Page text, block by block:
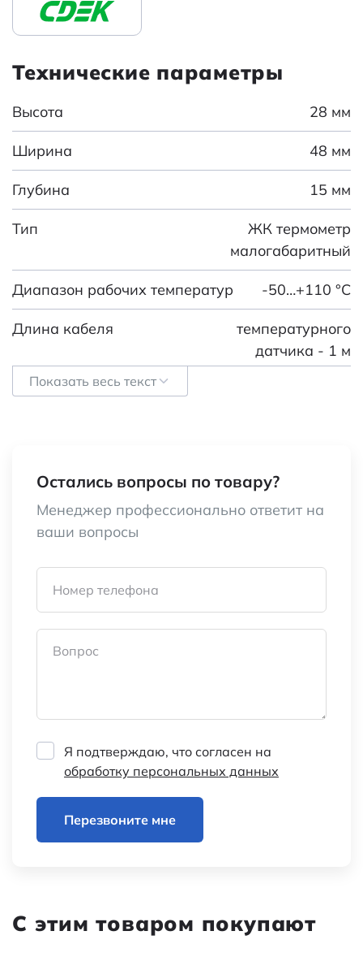
Технические параметры
Высота 28 мм
Ширина 48 мм
Глубина 15 мм
Тип
ЖК термометр
малогабаритный
Диапазон рабочих температур -50…+110 °С
Длина кабеля
температурного
датчика - 1 м
Разрешение
Тип индикатора LCD 16 x 35 мм
Время переключения
Вес брутто
размер/кол-во
Наименование HT-1 black 1m
Показать весь текст
Остались вопросы по товару?
Менеджер профессионально ответит на
ваши вопросы
Номер телефона
Вопрос
Я подтверждаю, что согласен на
обработку персональных данных
Перезвоните мне
С этим товаром покупают